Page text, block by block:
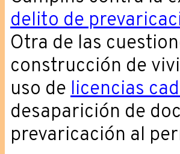
delito de
Otra de las
construcción de
uso de licencias
desaparición de
prevaricación al